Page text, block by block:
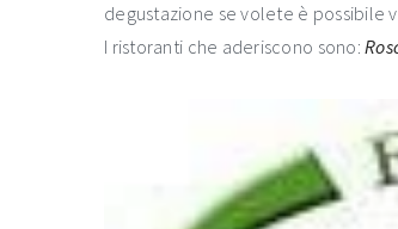
degustazione se volete è possibile
I ristoranti che aderiscono sono: